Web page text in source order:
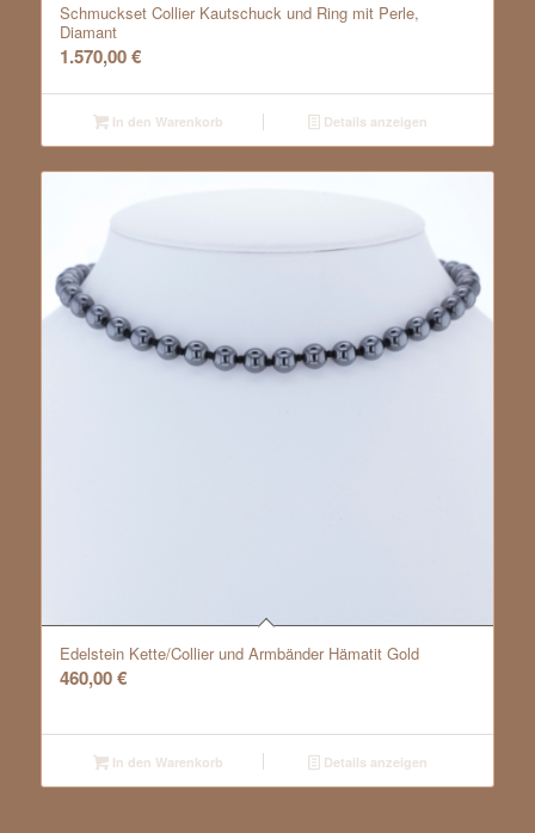
Schmuckset Collier Kautschuck und Ring mit Perle,
Diamant
1.570,00€
In den Warenkorb Details anzeigen
Edelstein Kette/Collier und Armbänder Hämatit Gold
460,00€
In den Warenkorb Details anzeigen